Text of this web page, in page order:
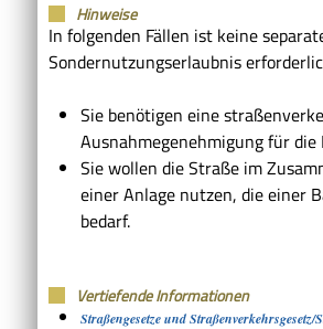
Hinweise
In folgenden Fällen ist keine
Sondernutzungserlaubnis
Sie benötigen eine
Ausnahmegenehmigung für die
Sie wollen die Straße im
einer Anlage nutzen, die einer
bedarf.
Vertiefende Informationen
Straßengesetze und Straßenverkehrsgesetz/